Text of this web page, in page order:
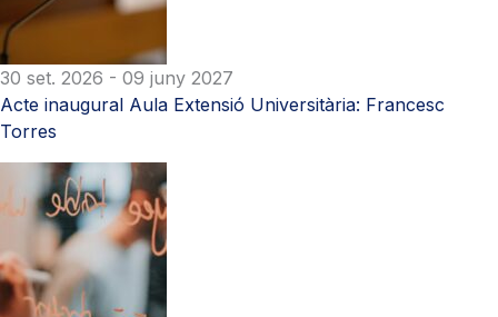
30 set. 2026 - 09 juny 2027
Acte inaugural Aula Extensió Universitària: Francesc
Torres